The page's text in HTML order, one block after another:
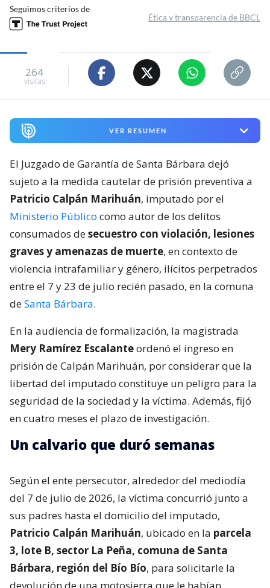
Seguimos criterios de
Ética y transparencia de BBCL
264
visitas
VER RESUMEN
El Juzgado de Garantía de Santa Bárbara dejó
sujeto a la medida cautelar de prisión preventiva a
Patricio Calpán Marihuán, imputado por el
Ministerio Público como autor de los delitos
consumados desecuestro con violación, lesiones
graves y amenazas de muerte, en contexto de
violencia intrafamiliar y género, ilícitos perpetrados
entre el 7 y 23 de julio recién pasado, en la comuna
deSanta Bárbara.
En la audiencia de formalización, la magistrada
Mery Ramírez Escalanteordenó el ingreso en
prisión de Calpán Marihuán, por considerar que la
libertad del imputado constituye un peligro para la
seguridad de la sociedad y la víctima. Además, fijó
en cuatro meses el plazo de investigación.
Un calvario que duró semanas
Según el ente persecutor, alrededor del mediodía
del 7 de julio de 2026, la víctima concurrió junto a
sus padres hasta el domicilio del imputado,
Patricio Calpán Marihuán, ubicado en la parcela
3, lote B, sector La Peña, comuna de Santa
Bárbara, región del Bío Bío, para solicitarle la